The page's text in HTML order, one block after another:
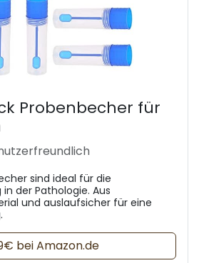
Probenbecher für
sind ideal für die
der Pathologie. Aus
und auslaufsicher für eine
bei Amazon.de